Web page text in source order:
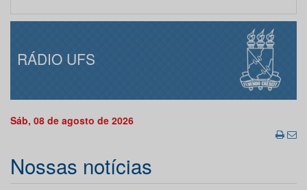
RÁDIO UFS
Sáb, 08 de agosto de 2026
Nossas notícias